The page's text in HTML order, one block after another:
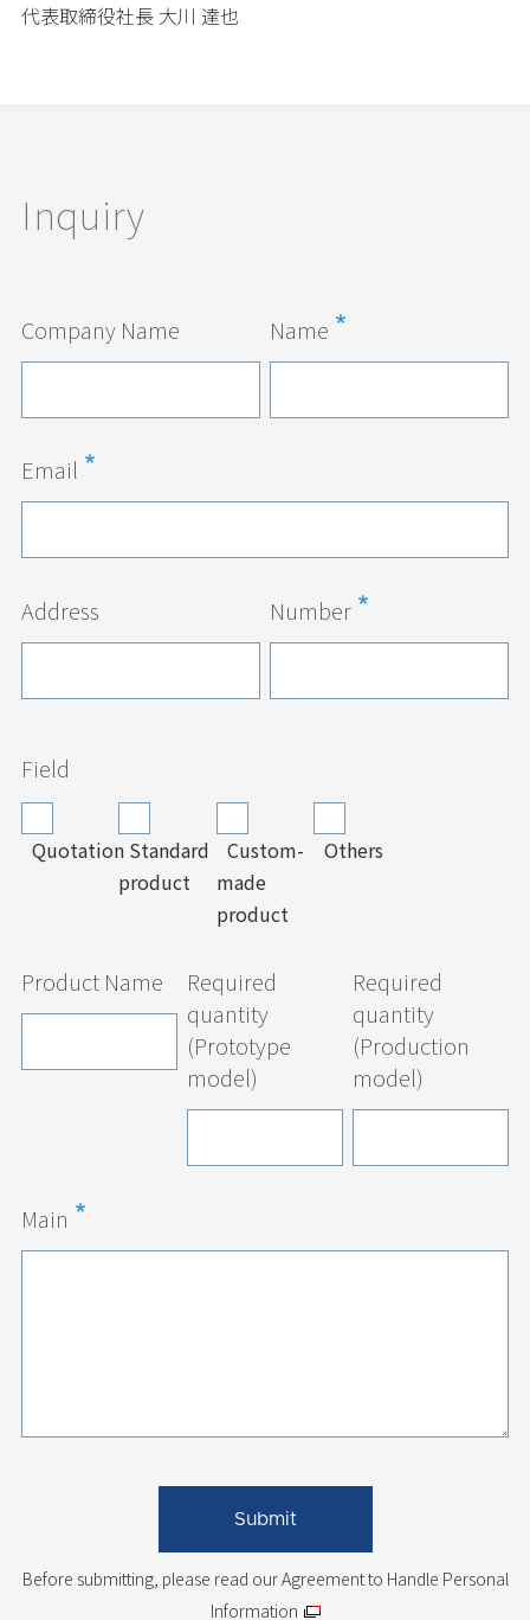
代表取締役社長 大川 達也
Inquiry
Company Name Name
Email
Address Number
Field
Quotation Standard
product
Custom-
made
product
Others
Product Name
Required
quantity
(Prototype
model)
Required
quantity
(Production
model)
Main
Before submitting, please read our Agreement to Handle Personal
Information